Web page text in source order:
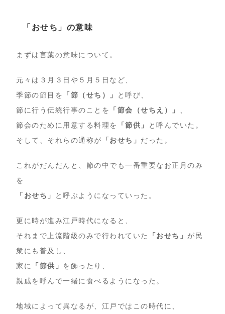
「おせち」の意味
まずは言葉の意味について。
元々は３月３日や５月５日など、
季節の節目を
「節（せち）」
と呼び、
節に行う伝統行事のことを
「節会（せちえ）」 、
節会のために用意する料理を
「節供」
と呼んでいた。
そして、それらの通称が
「おせち」 だった。
これがだんだんと、節の中でも一番重要なお正月のみ
を
「おせち」
と呼ぶようになっていった。
更に時が進み江戸時代になると、
それまで上流階級のみで行われていた
「おせち」 が民
衆にも普及し、
家に
「節供」 を飾ったり、
親戚を呼んで一緒に食べるようになった。
地域によって異なるが、江戸ではこの時代に、